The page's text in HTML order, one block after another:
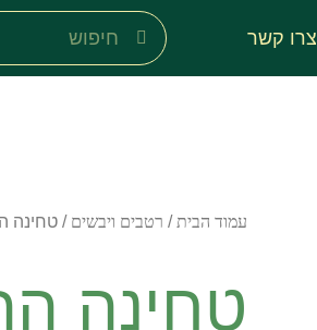
צרו קשר
עמוד הבית / רטבים ויבשים / טחינה
טחינה